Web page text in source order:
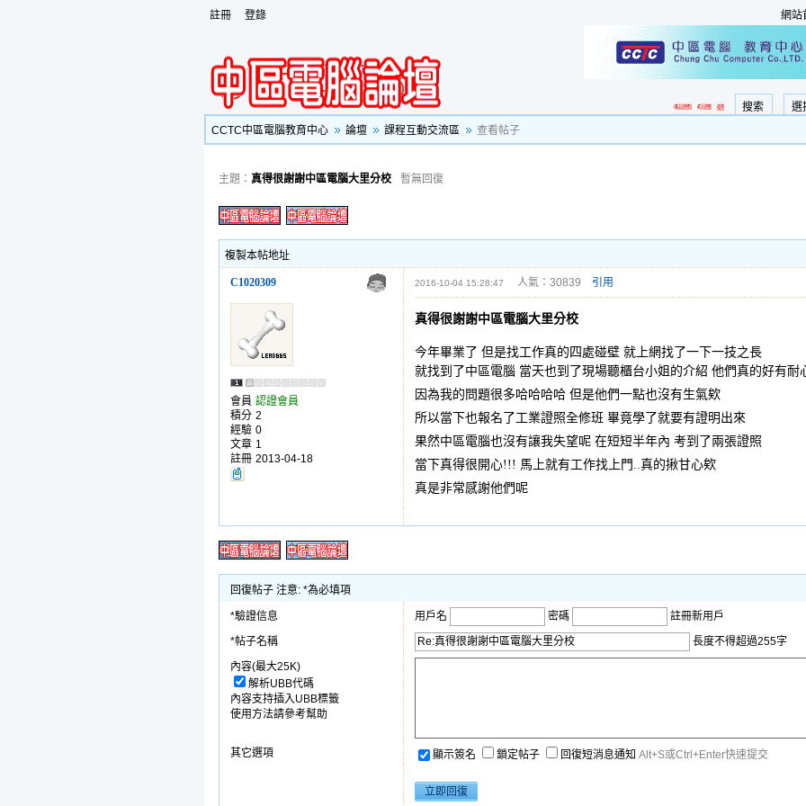
註冊 登錄 網站
選
搜索
CCTC中區電腦教育中心
論壇 課程互動交流區 查看帖子
主題： 真得很謝謝中區電腦大里分校 暫無回復
複製本帖地址
C1020309 2016-10-04 15:28:47 人氣：30839 引用
會員 認證會員
積分 2
經驗 0
文章 1
註冊 2013-04-18
真得很謝謝中區電腦大里分校
今年畢業了 但是找工作真的四處碰壁 就上網找了一下一技之長
就找到了中區電腦 當天也到了現場聽櫃台小姐的介紹 他們真的好有耐
因為我的問題很多哈哈哈哈 但是他們一點也沒有生氣欸
所以當下也報名了工業證照全修班 畢竟學了就要有證明出來
果然中區電腦也沒有讓我失望呢 在短短半年內 考到了兩張證照
當下真得很開心!!! 馬上就有工作找上門..真的揪甘心欸
真是非常感謝他們呢
回復帖子 注意: *為必填項
*驗證信息 用戶名 密碼
註冊新用戶
*帖子名稱
長度不得超過255字
內容(最大25K)
解析UBB代碼
內容支持插入UBB標籤
使用方法請參考幫助
其它選項 顯示簽名 鎖定帖子 回復短消息通知 Alt+S或Ctrl+Enter快速提交